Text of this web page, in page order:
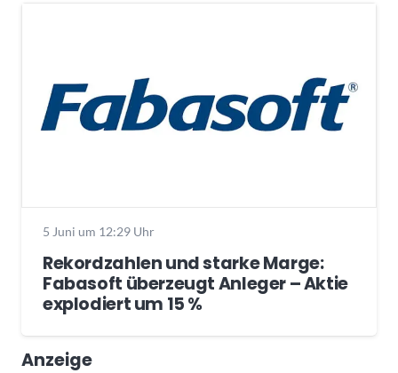
5 Juni um 12:29 Uhr
Rekordzahlen und starke Marge:
Fabasoft überzeugt Anleger – Aktie
explodiert um 15 %
Anzeige